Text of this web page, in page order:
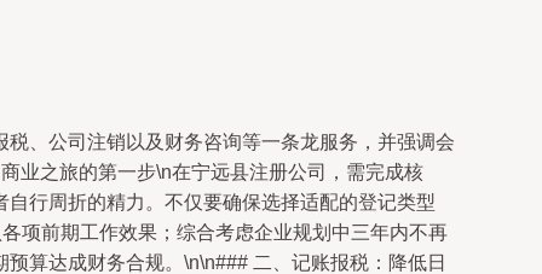
、公司注销以及财务咨询等一条龙服务，并强调会
业之旅的第一步\n在宁远县注册公司，需完成核
行周折的精力。不仅要确保选择适配的登记类型
项前期工作效果；综合考虑企业规划中三年内不再
算达成财务合规。\n\n### 二、记账报税：降低日